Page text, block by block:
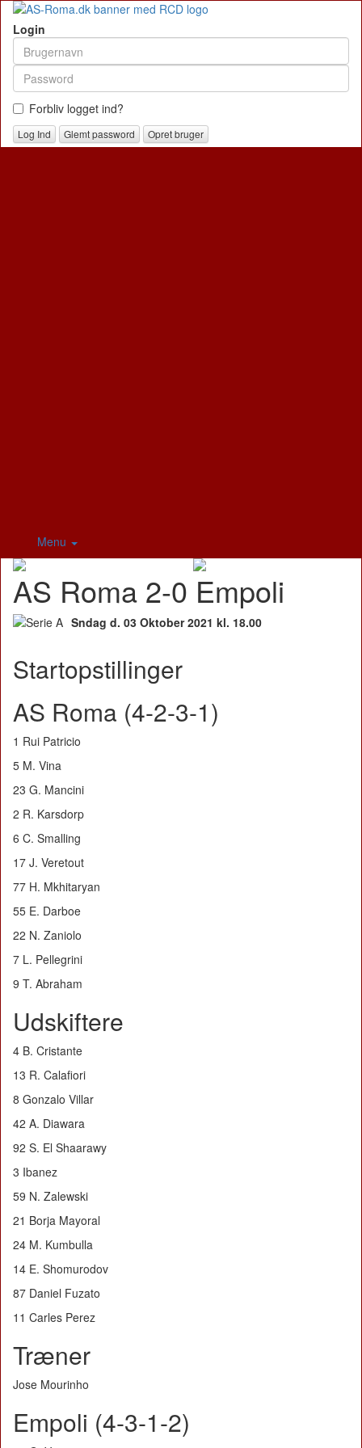
Login
Forbliv logget ind?
Glemt password Opret bruger
Menu
AS Roma 2-0 Empoli
Sndag d. 03 Oktober 2021 kl. 18.00
Startopstillinger
AS Roma (4-2-3-1)
1 Rui Patricio
5 M. Vina
23 G. Mancini
2 R. Karsdorp
6 C. Smalling
17 J. Veretout
77 H. Mkhitaryan
55 E. Darboe
22 N. Zaniolo
7 L. Pellegrini
9 T. Abraham
Udskiftere
4 B. Cristante
13 R. Calafiori
8 Gonzalo Villar
42 A. Diawara
92 S. El Shaarawy
3 Ibanez
59 N. Zalewski
21 Borja Mayoral
24 M. Kumbulla
14 E. Shomurodov
87 Daniel Fuzato
11 Carles Perez
Træner
Jose Mourinho
Empoli (4-3-1-2)